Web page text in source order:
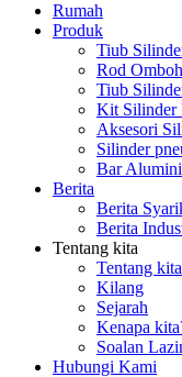
Rumah
Produk
Tiub
Rod
Tiub
Kit Silinder
Aksesori
Silinder
Bar
Berita
Berita
Berita
Tentang kita
Tentang kita
Kilang
Sejarah
Kenapa
Soalan
Hubungi Kami